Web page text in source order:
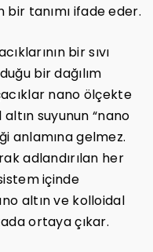
tanımı ifade eder.
bir sıvı
bir dağılım
nano ölçekte
suyunun “nano
anlamına gelmez.
adlandırılan her
içinde
altın ve kolloidal
ortaya çıkar.